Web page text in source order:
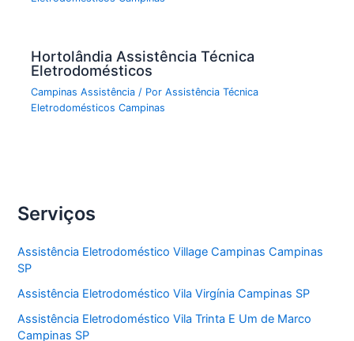
Hortolândia Assistência Técnica
Eletrodomésticos
Campinas Assistência / PorAssistência Técnica
Eletrodomésticos Campinas
Serviços
Assistência Eletrodoméstico Village Campinas Campinas
SP
Assistência Eletrodoméstico Vila Virgínia Campinas SP
Assistência Eletrodoméstico Vila Trinta E Um de Marco
Campinas SP